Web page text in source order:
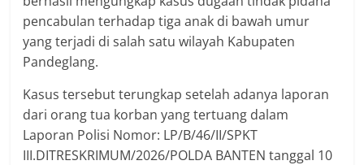
pencabulan terhadap tiga anak di bawah umur
yang terjadi di salah satu wilayah Kabupaten
Pandeglang.
Kasus tersebut terungkap setelah adanya laporan
dari orang tua korban yang tertuang dalam
Laporan Polisi Nomor: LP/B/46/II/SPKT
III.DITRESKRIMUM/2026/POLDA BANTEN tanggal 10